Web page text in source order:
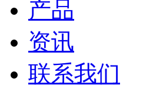
产品
资讯
联系我们